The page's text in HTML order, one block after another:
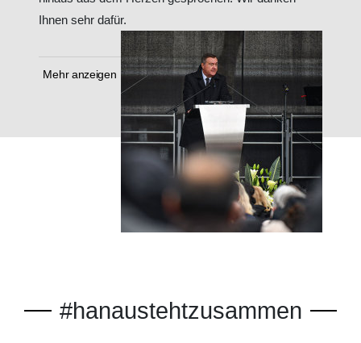
Ihnen sehr dafür.
#hanausteht­zusammen